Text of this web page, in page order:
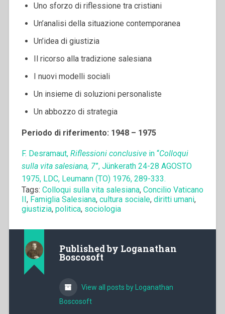
Uno sforzo di riflessione tra cristiani
Un’analisi della situazione contemporanea
Un’idea di giustizia
Il ricorso alla tradizione salesiana
I nuovi modelli sociali
Un insieme di soluzioni personaliste
Un abbozzo di strategia
Periodo di riferimento: 1948 – 1975
F. Desramaut, Riflessioni conclusivein “Colloqui
sulla vita salesiana, 7”, Jünkerath 24-28 AGOSTO
1975, LDC, Leumann (TO) 1976, 289-333.
Tags: Colloqui sulla vita salesiana, Concilio Vaticano
, Famiglia Salesiana, cultura sociale, diritti umani,
giustizia, politica, sociologia
Published by Loganathan
Boscosoft
View all posts by Loganathan
Boscosoft